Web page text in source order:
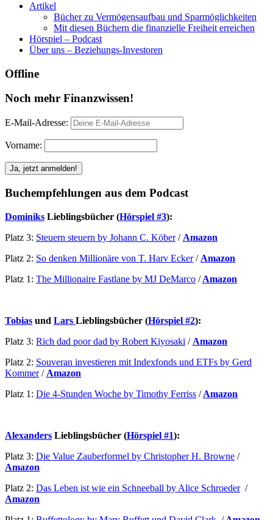
Artikel
Bücher zu Vermögensaufbau und Sparmöglichkeiten
Mit diesen Büchern die finanzielle Freiheit erreichen
Hörspiel – Podcast
Über uns – Beziehungs-Investoren
Offline
Noch mehr Finanzwissen!
E-Mail-Adresse:
Vorname:
Buchempfehlungen aus dem Podcast
Dominiks Lieblingsbücher (Hörspiel #3):
Platz 3: Steuern steuern by Johann C. Köber/ Amazon
Platz 2: So denken Millionäre von T. Harv Ecker/ Amazon
Platz 1: The Millionaire Fastlane by MJ DeMarco / Amazon
Tobias und Lars Lieblingsbücher (Hörspiel #2):
Platz 3: Rich dad poor dad by Robert Kiyosaki / Amazon
Platz 2: Souveran investieren mit Indexfonds und ETFs by Gerd
Kommer/ Amazon
Platz 1: Die 4-Stunden Woche by Timothy Ferriss / Amazon
Alexanders Lieblingsbücher (Hörspiel #1):
Platz 3: Die Value Zauberformel by Christopher H. Browne /
Amazon
Platz 2: Das Leben ist wie ein Schneeball by Alice Schroeder/
Amazon